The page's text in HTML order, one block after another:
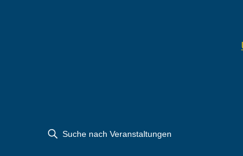
Veranstaltungen
Bitte